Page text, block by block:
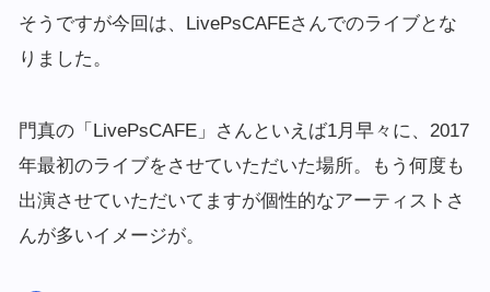
そうですが今回は、LivePsCAFEさんでのライブとな
りました。
門真の「LivePsCAFE」さんといえば1月早々に、2017
年最初のライブをさせていただいた場所。もう何度も
出演させていただいてますが個性的なアーティストさ
んが多いイメージが。